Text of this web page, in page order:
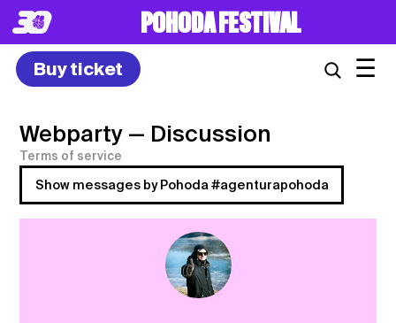
POHODA FESTIVAL
Buy ticket ☰
Webparty — Discussion
Terms of service
Show messages by Pohoda #agenturapohoda